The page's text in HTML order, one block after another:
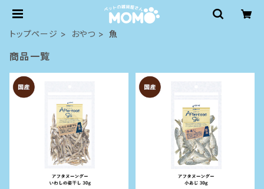
トップページ おやつ 魚
商品一覧